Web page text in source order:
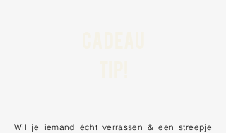
Wil je iemand écht verrassen & een streepje